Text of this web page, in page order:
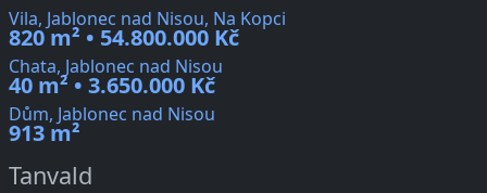
Vila, Jablonec nad Nisou, Na Kopci
820 m² • 54.800.000 Kč
Chata, Jablonec nad Nisou
40 m² • 3.650.000 Kč
Dům, Jablonec nad Nisou
913 m²
Tanvald